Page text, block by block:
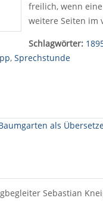
freilich, wenn
weitere Seiten im
Schlagwörter:
, Sprechstunde
Sebastian